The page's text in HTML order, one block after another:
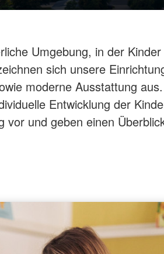
Umgebung, in der
sich unsere
moderne Ausstattung
Entwicklung der
vor und geben einen